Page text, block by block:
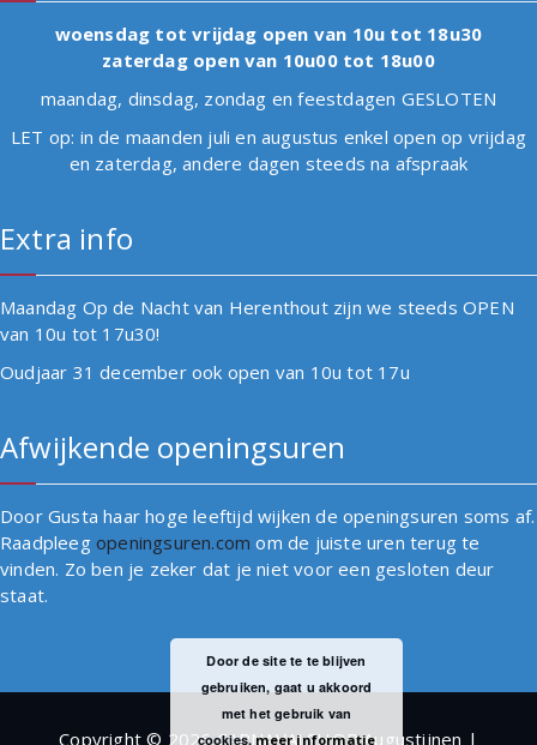
woensdag tot vrijdag open van 10u tot 18u30
zaterdag open van 10u00 tot 18u00
maandag, dinsdag, zondag en feestdagen GESLOTEN
LET op: in de maanden juli en augustus enkel open op vrijdag
en zaterdag, andere dagen steeds na afspraak
Extra info
Maandag Op de Nacht van Herenthout zijn we steeds OPEN
van 10u tot 17u30!
Oudjaar 31 december ook open van 10u tot 17u
Afwijkende openingsuren
Door Gusta haar hoge leeftijd wijken de openingsuren soms af.
Raadpleeg openingsuren.com om de juiste uren terug te
vinden. Zo ben je zeker dat je niet voor een gesloten deur
staat.
Copyright © 2026 CARNAVALSHOP Augustijnen |
Door de site te te blijven
gebruiken, gaat u akkoord
met het gebruik van
cookies.meer informatie